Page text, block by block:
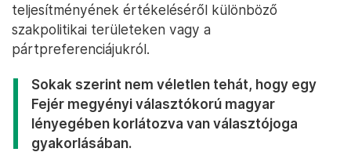
teljesítményének értékeléséről különböző
szakpolitikai területeken vagy a
pártpreferenciájukról.
Sokak szerint nem véletlen tehát, hogy egy
Fejér megyényi választókorú magyar
lényegében korlátozva van választójoga
gyakorlásában.